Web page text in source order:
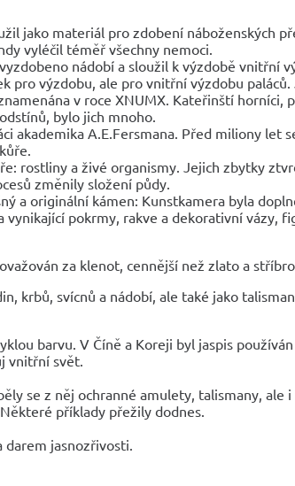
jako materiál pro zdobení náboženských
vyléčil téměř všechny nemoci.
nádobí a sloužil k výzdobě vnitřní
pro výzdobu, ale pro vnitřní výzdobu
v roce XNUMX. Kateřinští horníci,
bylo jich mnoho.
akademika A.E.Fersmana. Před miliony let
rostliny a živé organismy. Jejich zbytky
změnily složení půdy.
a originální kámen: Kunstkamera byla
pokrmy, rakve a dekorativní vázy,
za klenot, cennější než zlato a stříbro.
krbů, svícnů a nádobí, ale také jako
barvu. V Číně a Koreji byl jaspis používán
vnitřní svět.
se z něj ochranné amulety, talismany, ale i
příklady přežily dodnes.
jasnozřivosti.